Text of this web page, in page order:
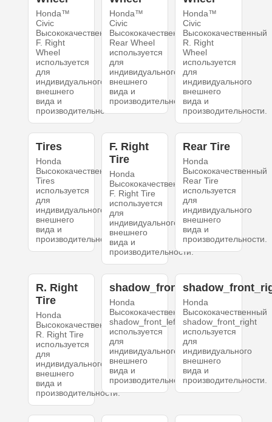
Honda™
Civic
Высококачественный
F. Right
Wheel
используется
для
индивидуального
внешнего
вида и
производительности.
Honda™
Civic
Высококачественный
Rear Wheel
используется
для
индивидуального
внешнего
вида и
производительности.
Honda™
Civic
Высококачественный
R. Right
Wheel
используется
для
индивидуального
внешнего
вида и
производительности.
Tires
Honda
Высококачественный
Tires
используется
для
индивидуального
внешнего
вида и
производительности.
F. Right
Tire
Honda
Высококачественный
F. Right Tire
используется
для
индивидуального
внешнего
вида и
производительности.
Rear Tire
Honda
Высококачественный
Rear Tire
используется
для
индивидуального
внешнего
вида и
производительности.
R. Right
Tire
Honda
Высококачественный
R. Right Tire
используется
для
индивидуального
внешнего
вида и
производительности.
shadow_front_left
Honda
Высококачественный
shadow_front_left
используется
для
индивидуального
внешнего
вида и
производительности.
Honda
Высококачественный
shadow_front_right
используется
для
индивидуального
внешнего
вида и
производительности.